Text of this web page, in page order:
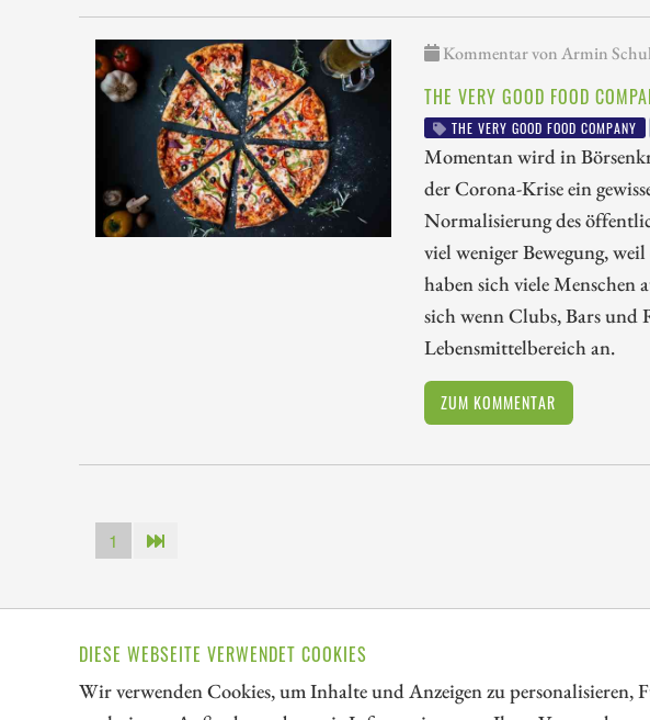
DIESE WEBSEITE VERWENDET COOKIES
Wir verwenden Cookies, um Inhalte und Anzeigen zu
Kommentar von Armin
THE VERY GOOD FOOD
THE VERY GOOD FOOD COMPANY
Momentan wird in
der Corona-Krise ein
Normalisierung des
viel weniger Bewegung,
haben sich viele Menschen
sich wenn Clubs, Bars und
Lebensmittelbereich an.
ZUM KOMMENTAR
1
// kapitalerhoehungen.de - © 2026 - Die Informationsplattform für Investoren und